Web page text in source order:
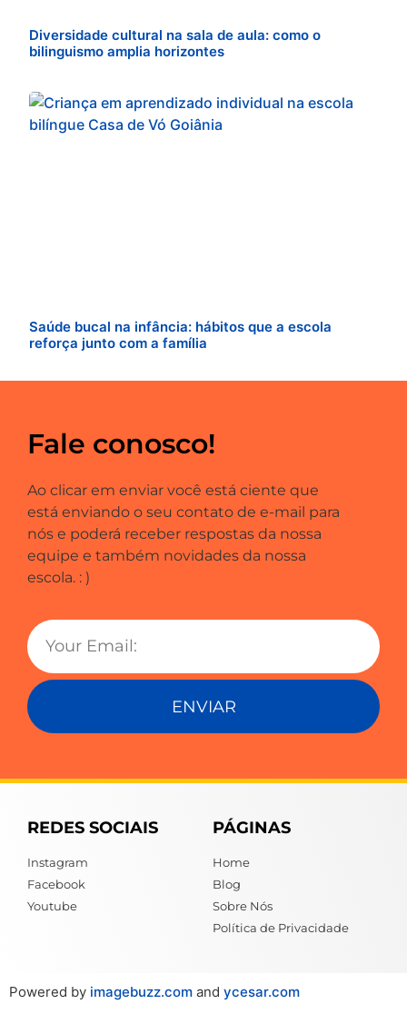
Diversidade cultural na sala de aula: como o
bilinguismo amplia horizontes
Saúde bucal na infância: hábitos que a escola
reforça junto com a família
Fale conosco!
Ao clicar em enviar você está ciente que
está enviando o seu contato de e-mail para
nós e poderá receber respostas da nossa
equipe e também novidades da nossa
escola. : )
ENVIAR
REDES SOCIAIS
Instagram
Facebook
Youtube
PÁGINAS
Home
Blog
Sobre Nós
Política de Privacidade
Powered by imagebuzz.com and ycesar.com